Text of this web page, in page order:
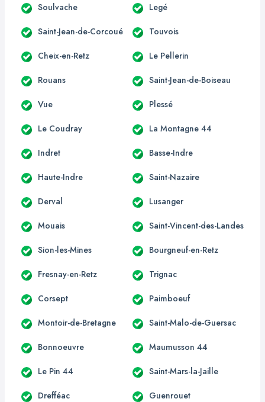
Soulvache Legé
Saint-Jean-de-Corcoué Touvois
Cheix-en-Retz Le Pellerin
Rouans Saint-Jean-de-Boiseau
Vue Plessé
Le Coudray La Montagne 44
Indret Basse-Indre
Haute-Indre Saint-Nazaire
Derval Lusanger
Mouais Saint-Vincent-des-Landes
Sion-les-Mines Bourgneuf-en-Retz
Fresnay-en-Retz Trignac
Corsept Paimboeuf
Montoir-de-Bretagne Saint-Malo-de-Guersac
Bonnoeuvre Maumusson 44
Le Pin 44 Saint-Mars-la-Jaille
Drefféac Guenrouet